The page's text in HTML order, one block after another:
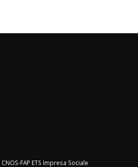
FAP ETS Impresa Sociale